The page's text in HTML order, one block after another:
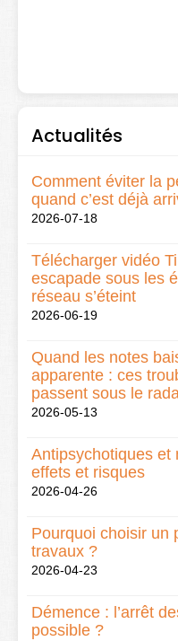
Actualités
Comment éviter la
quand c’est déjà
2026-07-18
Télécharger vidéo
escapade sous les
réseau s’éteint
2026-06-19
Quand les notes
apparente : ces
passent sous le
2026-05-13
Antipsychotiques et
effets et risques
2026-04-26
Pourquoi choisir un
travaux ?
2026-04-23
Démence : l’arrêt
possible ?